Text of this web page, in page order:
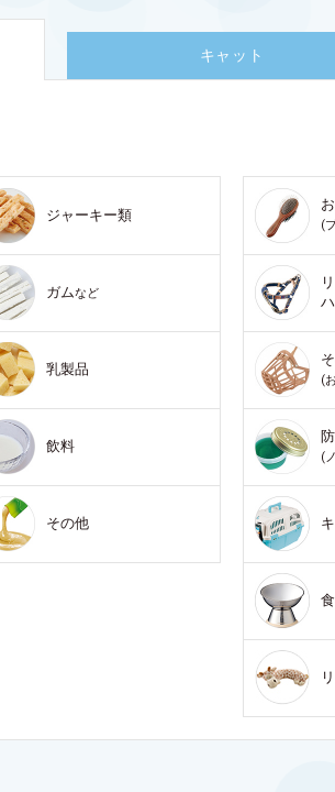
キャット
ジャーキー類
ガムなど
乳製品
飲料
その他
(
(
(